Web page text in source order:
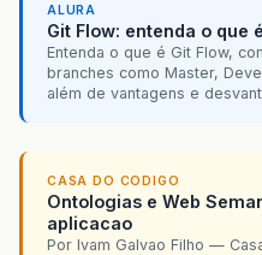
ALURA
Git Flow: entenda o que
Entenda o que é Git Flow,
branches como Master,
além de vantagens e
CASA DO CODIGO
Ontologias e Web
aplicacao
Por Ivam Galvao Filho —